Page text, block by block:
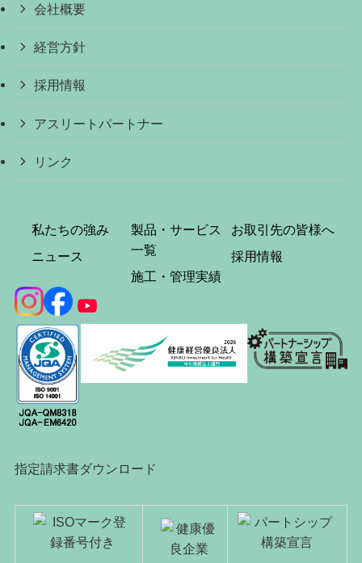
会社概要
経営方針
採用情報
アスリートパートナー
リンク
私たちの強み
ニュース
製品・サービス
一覧
施工・管理実績
お取引先の皆様へ
採用情報
指定請求書ダウンロード